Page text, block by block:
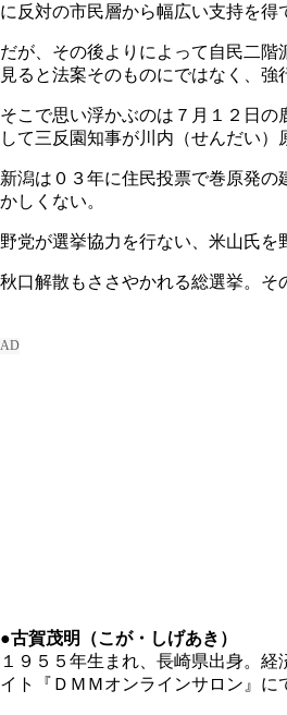
に反対の市民層から幅広い支持を得
だが、その後よりによって自民二
見ると法案そのものにではなく、
そこで思い浮かぶのは７月１２日
して三反園知事が川内（せんだい）
新潟は０３年に住民投票で巻原発
かしくない。
野党が選挙協力を行ない、米山氏を
秋口解散もささやかれる総選挙。そ
●古賀茂明（こが・しげあき）
１９５５年生まれ、長崎県出身。
イト『ＤＭＭオンラインサロン』